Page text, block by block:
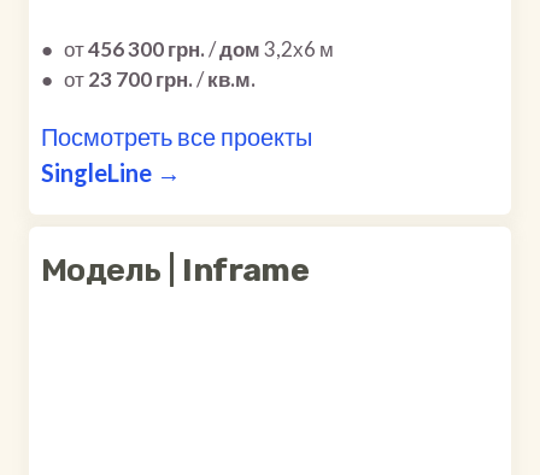
● от456 300 грн./дом3,2х6 м
● от23 700 грн./кв.м.
Посмотреть все проекты
SingleLine →
Модель | Inframe